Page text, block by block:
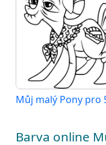
Barva online